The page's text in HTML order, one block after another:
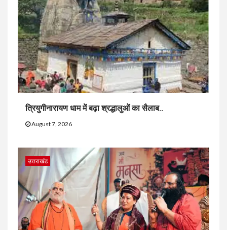
त्रियुगीनारायण धाम में बढ़ा श्रद्धालुओं का सैलाब..
August 7, 2026
उत्तराखंड